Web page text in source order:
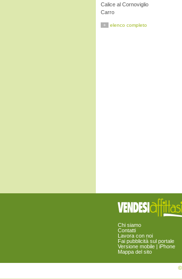
Calice al Cornoviglio
Carro
Castelnuovo Magra
+ elenco completo
Chi siamo
Contatti
Lavora con noi
Fai pubblicità sul portale
Versione mobile | iPhone
Mappa del sito
©